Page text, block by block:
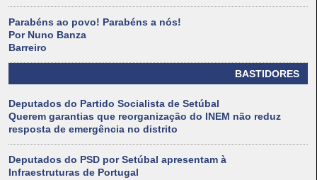
Parabéns ao povo! Parabéns a nós!
Por Nuno Banza
Barreiro
BASTIDORES
Deputados do Partido Socialista de Setúbal
Querem garantias que reorganização do INEM não reduz
resposta de emergência no distrito
Deputados do PSD por Setúbal apresentam à
Infraestruturas de Portugal